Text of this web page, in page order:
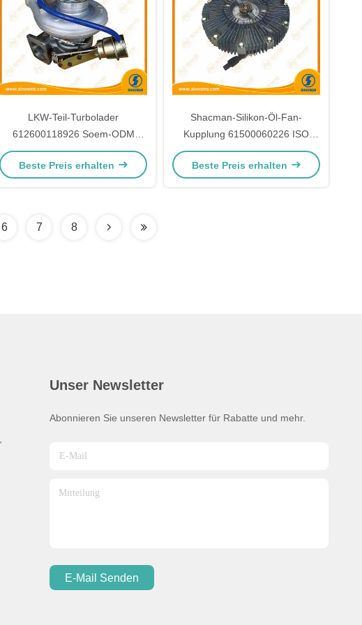
LKW-Teil-Turbolader
612600118926 Soem-ODM
SHACMAN
Beste Preis erhalten
Shacman-Silikon-Öl-Fan-
Kupplung 61500060226 ISO
TS16949
Beste Preis erhalten
6 7 8
Unser Newsletter
Abonnieren Sie unseren Newsletter für Rabatte und mehr.
E-Mail Senden